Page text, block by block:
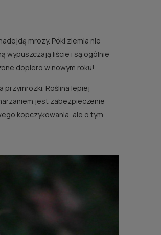
RÓŻA TOPOLINA®
do koszyka
mrozy. Póki ziemia nie
wypuszczają liście i są ogólnie
dopiero w nowym roku!
przymrozki. Roślina lepiej
jest zabezpieczenie
kopczykowania, ale o tym